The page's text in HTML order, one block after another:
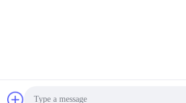
Copyright-© 2023-2026 Shandong